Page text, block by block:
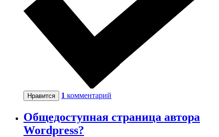
Нравится 1 комментарий
Общедоступная страница автора
Wordpress?